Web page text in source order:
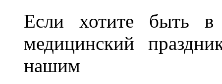
Если хотите быть в
медицинский
нашим